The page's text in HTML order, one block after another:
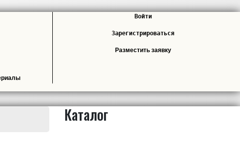
Войти
Зарегистрироваться
Разместить заявку
Каталог